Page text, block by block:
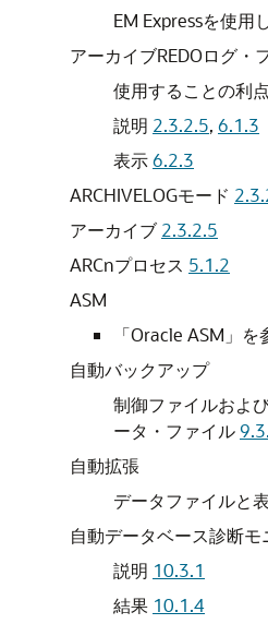
EM Expressを使用
アーカイブREDOログ・
使用することの利点
説明 2.3.2.5, 6.1.3
表示6.2.3
ARCHIVELOGモード
アーカイブ 2.3.2.5
ARCnプロセス 5.1.2
ASM
「Oracle ASM」を
自動バックアップ
制御ファイルおよ
ータ・ファイル
自動拡張
データファイルと
自動データベース診断
説明 10.3.1
結果 10.1.4